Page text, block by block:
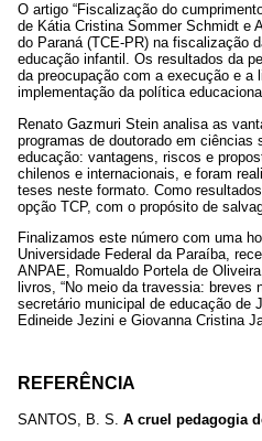
O artigo “Fiscalização do
de Kátia Cristina Sommer Schmidt e
do Paraná (TCE-PR) na fiscalização
educação infantil. Os resultados da
da preocupação com a execução e a
implementação da política
Renato Gazmuri Stein analisa as
programas de doutorado em
educação: vantagens, riscos e
chilenos e internacionais, e foram
teses neste formato. Como
opção TCP, com o propósito de
Finalizamos este número com uma
Universidade Federal da Paraíba,
ANPAE, Romualdo Portela de
livros, “No meio da travessia:
secretário municipal de educação de
Edineide Jezini e Giovanna Cristina
REFERÊNCIA
SANTOS, B. S. A cruel pedagogia